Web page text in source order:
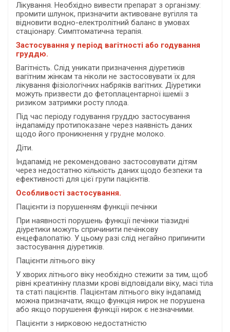
Лікування. Необхідно вивести препарат з організму:
промити шлунок, призначити активоване вугілля та
відновити водно-електролітний баланс в умовах
стаціонару. Симптоматична терапія.
Застосування у період вагітності або годування
груддю.
Вагітність. Слід уникати призначення діуретиків
вагітним жінкам та ніколи не застосовувати їх для
лікування фізіологічних набряків вагітних. Діуретики
можуть призвести до фетоплацентарної ішемії з
ризиком затримки росту плода.
Під час періоду годування груддю застосування
індапаміду протипоказане через наявність даних
щодо його проникнення у грудне молоко.
Діти.
Індапамід не рекомендовано застосовувати дітям
через недостатню кількість даних щодо безпеки та
ефективності для цієї групи пацієнтів.
Особливості застосування.
Пацієнти із порушенням функції печінки
При наявності порушень функції печінки тіазидні
діуретики можуть спричинити печінкову
енцефалопатію. У цьому разі слід негайно припинити
застосування діуретиків.
Пацієнти літнього віку
У хворих літнього віку необхідно стежити за тим, щоб
рівні креатиніну плазми крові відповідали віку, масі тіла
та статі пацієнтів. Пацієнтам літнього віку індапамід
можна призначати, якщо функція нирок не порушена
або якщо порушення функції нирок є незначними.
Пацієнти з нирковою недостатністю